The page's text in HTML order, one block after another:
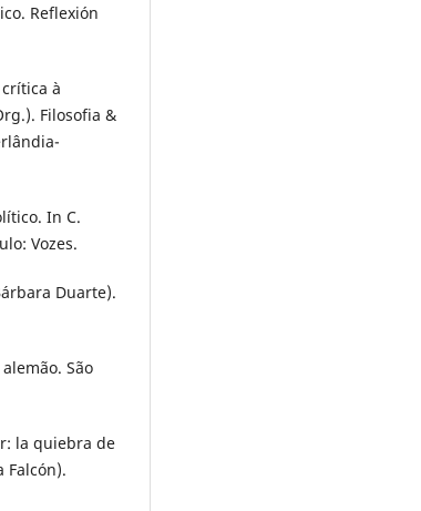
Reflexión
à
Filosofia &
In C.
Vozes.
Duarte).
São
la quiebra de
Falcón).